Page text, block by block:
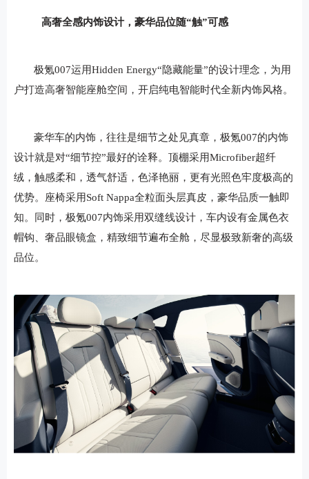
高奢全感内饰设计，豪华品位随“触”可感
极氪007运用Hidden Energy“隐藏能量”的设计理念，为用
户打造高奢智能座舱空间，开启纯电智能时代全新内饰风格。
豪华车的内饰，往往是细节之处见真章，极氪007的内饰
设计就是对“细节控”最好的诠释。顶棚采用Microfiber超纤
绒，触感柔和，透气舒适，色泽艳丽，更有光照色牢度极高的
优势。座椅采用Soft Nappa全粒面头层真皮，豪华品质一触即
知。同时，极氪007内饰采用双缝线设计，车内设有金属色衣
帽钩、奢品眼镜盒，精致细节遍布全舱，尽显极致新奢的高级
品位。